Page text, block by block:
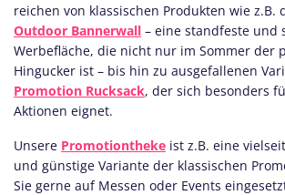
reichen von klassischen Produkten wie z.B.
Outdoor Bannerwall – eine standfeste und
Werbefläche, die nicht nur im Sommer der
Hingucker ist – bis hin zu ausgefallenen
Promotion Rucksack, der sich besonders
Aktionen eignet.
Unsere Promotiontheke ist z.B. eine
und günstige Variante der klassischen
Sie gerne auf Messen oder Events